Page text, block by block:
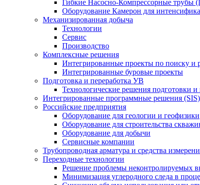
Гибкие Насосно-Компрессорные трубы
Оборудование Камерон для
Механизированная добыча
Технологии
Сервис
Производство
Комплексные решения
Интегрированные проекты по поиску и
Интегрированные буровые проекты
Подготовка и переработка УВ
Технологические решения подготовки
Интегрированные программные решения (SIS)
Российские предприятия
Оборудование для геологии и геофизики
Оборудование для строительства
Оборудование для добычи
Сервисные компании
Трубопроводная арматура и средства
Переходные технологии
Решение проблемы неконтролируемых
Минимизация углеродного следа в